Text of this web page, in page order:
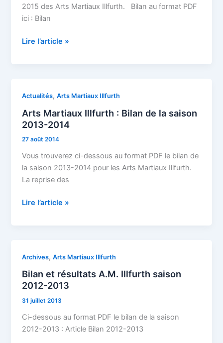
2015 des Arts Martiaux Illfurth. Bilan au format PDF
ici : Bilan
la
saison
2015
Lire l’article »
Actualités,Arts Martiaux Illfurth
Arts Martiaux Illfurth : Bilan de la saison
2013-2014
27 août 2014
Vous trouverez ci-dessous au format PDF le bilan de
la saison 2013-2014 pour les Arts Martiaux Illfurth.
La reprise des
Arts
Illfurth
:
Bilan
de
la
saison
2014
Lire l’article »
Archives,Arts Martiaux Illfurth
Bilan et résultats A.M. Illfurth saison
2012-2013
31 juillet 2013
Ci-dessous au format PDF le bilan de la saison
2012-2013 : Article Bilan 2012-2013
Bilan
et
résultats
A.M.
Illfurth
saison
2012-